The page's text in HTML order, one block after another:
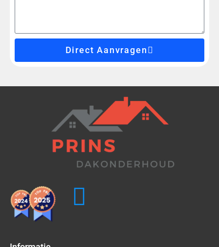
Direct Aanvragen